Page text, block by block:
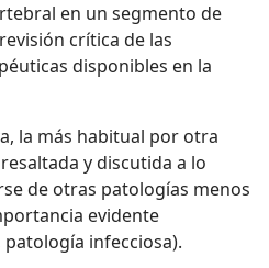
en un segmento de
crítica de las
disponibles en la
la más habitual por otra
y discutida a lo
de otras patologías menos
evidente
infecciosa).